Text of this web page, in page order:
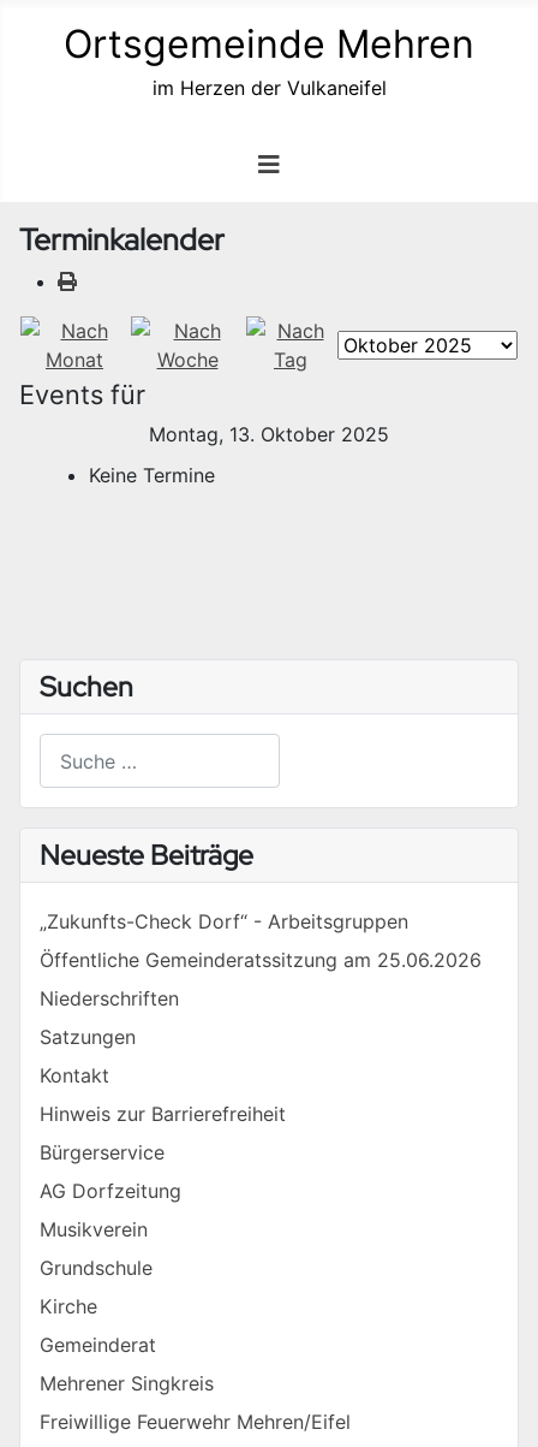
Ortsgemeinde Mehren
im Herzen der Vulkaneifel
Terminkalender
Events für
Montag, 13. Oktober 2025
Keine Termine
Suchen
Type 2 or more characters for results.
Neueste Beiträge
„Zukunfts-Check Dorf“ - Arbeitsgruppen
Öffentliche Gemeinderatssitzung am 25.06.2026
Niederschriften
Satzungen
Kontakt
Hinweis zur Barrierefreiheit
Bürgerservice
AG Dorfzeitung
Musikverein
Grundschule
Kirche
Gemeinderat
Mehrener Singkreis
Freiwillige Feuerwehr Mehren/Eifel